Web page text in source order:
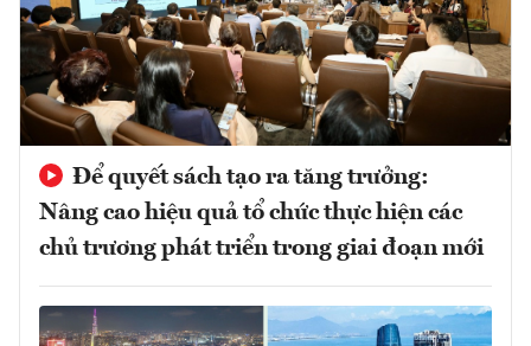
Để quyết sách tạo ra tăng trưởng:
Nâng cao hiệu quả tổ chức thực hiện các
chủ trương phát triển trong giai đoạn mới